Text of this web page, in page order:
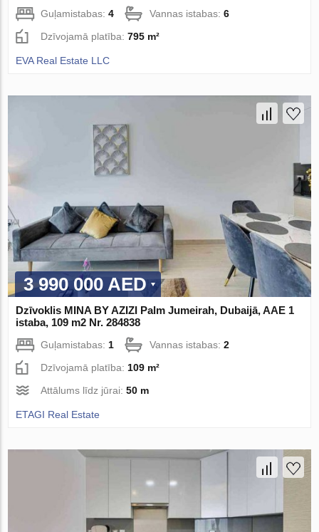
Guļamistabas:4 Vannas istabas:6
Dzīvojamā platība:795 m²
EVA Real Estate LLC
3 990 000 AED
Dzīvoklis MINA BY AZIZI Palm Jumeirah, Dubaijā, AAE 1
istaba, 109 m2 Nr. 284838
Guļamistabas:1 Vannas istabas:2
Dzīvojamā platība:109 m²
Attālums līdz jūrai:50 m
ETAGI Real Estate